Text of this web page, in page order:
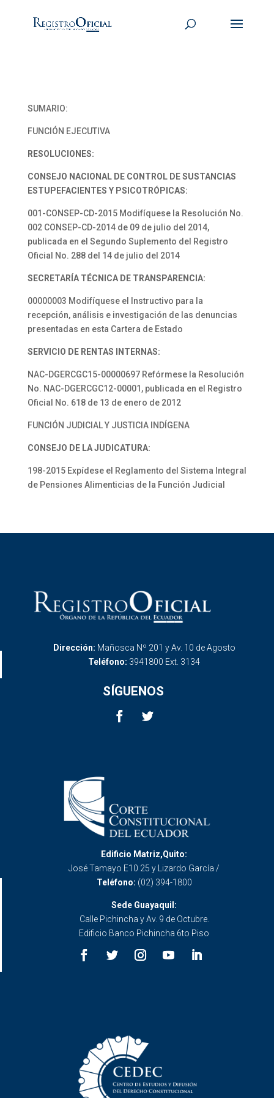
SUMARIO:
FUNCIÓN EJECUTIVA
RESOLUCIONES:
CONSEJO NACIONAL DE CONTROL DE SUSTANCIAS
ESTUPEFACIENTES Y PSICOTRÓPICAS:
001-CONSEP-CD-2015 Modifíquese la Resolución No.
002 CONSEP-CD-2014 de 09 de julio del 2014,
publicada en el Segundo Suplemento del Registro
Oficial No. 288 del 14 de julio del 2014
SECRETARÍA TÉCNICA DE TRANSPARENCIA:
00000003 Modifíquese el Instructivo para la
recepción, análisis e investigación de las denuncias
presentadas en esta Cartera de Estado
SERVICIO DE RENTAS INTERNAS:
NAC-DGERCGC15-00000697 Refórmese la Resolución
No. NAC-DGERCGC12-00001, publicada en el Registro
Oficial No. 618 de 13 de enero de 2012
FUNCIÓN JUDICIAL Y JUSTICIA INDÍGENA
CONSEJO DE LA JUDICATURA:
198-2015 Expídese el Reglamento del Sistema Integral
de Pensiones Alimenticias de la Función Judicial
Dirección: Mañosca Nº 201 y Av. 10 de Agosto
Teléfono: 3941800 Ext. 3134
SÍGUENOS
Edificio Matriz,Quito:
José Tamayo E10 25 y Lizardo García /
Teléfono: (02) 394-1800
Sede Guayaquil:
Calle Pichincha y Av. 9 de Octubre.
Edificio Banco Pichincha 6to Piso